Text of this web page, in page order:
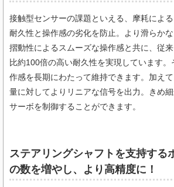
接触型センサーの課題といえる、摩耗による
耐久性と操作感の劣化を防止。より滑らかな
摺動性によるスムーズな操作感と共に、従来
比約100倍の高い耐久性を実現しています
作感を長期にわたって維持できます。加え
量に対してよりリニアな信号を出力。きめ
サーボを制御することができます。
ステアリングシャフトを支持する
の数を増やし、より高精度に！